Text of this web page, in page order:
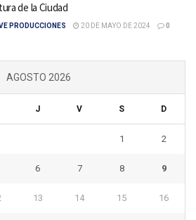
de la Ciudad
PRODUCCIONES 20 DE MAYO DE 2024 0
AGOSTO 2026
J V S D
1 2
6 7 8 9
13 14 15 16